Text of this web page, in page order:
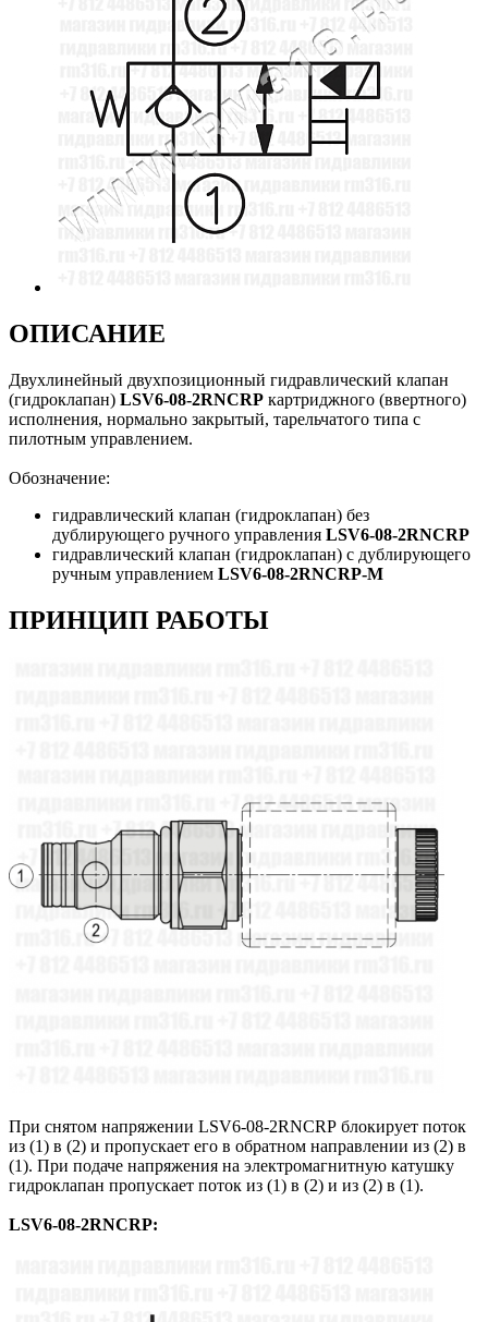
ОПИСАНИЕ
Двухлинейный двухпозиционный гидравлический клапан
(гидроклапан) LSV6-08-2RNCRP картриджного (ввертного)
исполнения, нормально закрытый, тарельчатого типа с
пилотным управлением.
Обозначение:
гидравлический клапан (гидроклапан) без
дублирующего ручного управления LSV6-08-2RNCRP
гидравлический клапан (гидроклапан) с дублирующего
ручным управлением LSV6-08-2RNCRP-M
ПРИНЦИП РАБОТЫ
При снятом напряжении LSV6-08-2RNCRP блокирует поток
из (1) в (2) и пропускает его в обратном направлении из (2) в
(1). При подаче напряжения на электромагнитную катушку
гидроклапан пропускает поток из (1) в (2) и из (2) в (1).
LSV6-08-2RNCRP: